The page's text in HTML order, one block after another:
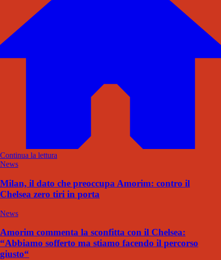
Continua la lettura
News
Milan, il dato che preoccupa Amorim: contro il
Chelsea zero tiri in porta
News
Amorim commenta la sconfitta con il Chelsea:
“Abbiamo sofferto ma stiamo facendo il percorso
giusto“